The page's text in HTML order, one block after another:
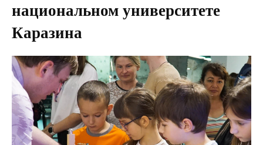
национальном университете
Каразина